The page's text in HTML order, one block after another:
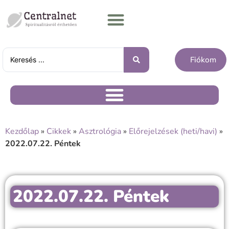
Fiókom
Kezdőlap » Cikkek » Asztrológia » Előrejelzések (heti/havi) »
2022.07.22. Péntek
2022.07.22. Péntek